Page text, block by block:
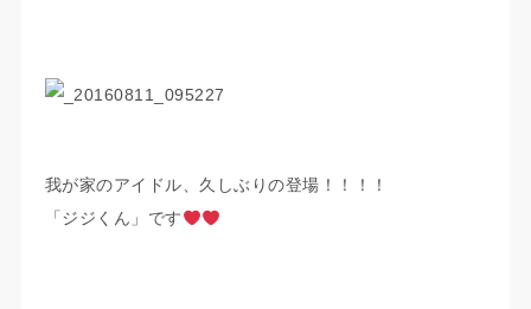
我が家のアイドル、久しぶりの登場！！！！
「ジジくん」です